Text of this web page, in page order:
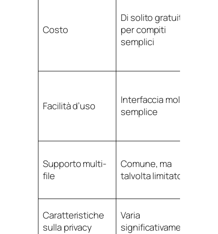
Costo
Di solito gratuito
per compiti
semplici
Facilità d’uso
Interfaccia molto
semplice
Supporto multi-
file
Comune, ma
talvolta limitato
Caratteristiche
sulla privacy
Varia
significativamente